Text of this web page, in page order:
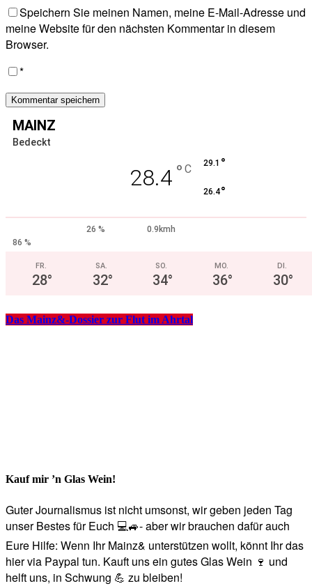
Speichern Sie meinen Namen, meine E-Mail-Adresse und
meine Website für den nächsten Kommentar in diesem
Browser.
*
MAINZ
Bedeckt
28.4 ° C 29.1 °
26.4°
26 %
0.9kmh
86 %
FR.
28°
SA.
32°
SO.
34°
MO.
36°
DI.
30°
Das Mainz&-Dossier zur Flut im Ahrtal
Kauf mir ’n Glas Wein!
Guter Journalismus ist nicht umsonst, wir geben jeden Tag
unser Bestes für Euch 💻🚙- aber wir brauchen dafür auch
Eure Hilfe: Wenn Ihr Mainz& unterstützen wollt, könnt Ihr das
hier via Paypal tun. Kauft uns ein gutes Glas Wein 🍷 und
helft uns, in Schwung 💪 zu bleiben!